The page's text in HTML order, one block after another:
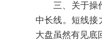
三、关于操作
中长线。短线接
大盘虽然有见底